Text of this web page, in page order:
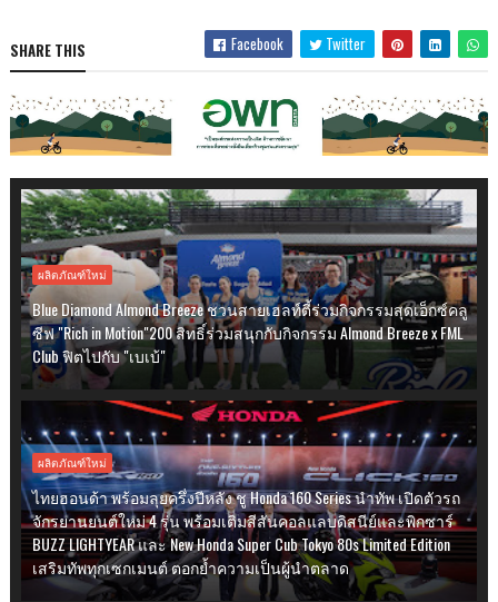
SHARE THIS Facebook Twitter
ผลิตภัณฑ์ใหม่
Blue Diamond Almond Breeze ชวนสายเฮลท์ตี้ร่วมกิจกรรมสุดเอ็กซ์คลู
ซีฟ "Rich in Motion"200 สิทธิ์ร่วมสนุกกับกิจกรรม Almond Breeze x FML
Club ฟิตไปกับ "เบเบ้"
ผลิตภัณฑ์ใหม่
ไทยฮอนด้า พร้อมลุยครึ่งปีหลัง ชู Honda 160 Series นำทัพ เปิดตัวรถ
จักรยานยนต์ใหม่ 4 รุ่น พร้อมเติมสีสันคอลแลบดิสนีย์และพิกซาร์
BUZZ LIGHTYEAR และ New Honda Super Cub Tokyo 80s Limited Edition
เสริมทัพทุกเซกเมนต์ ตอกย้ำความเป็นผู้นำตลาด